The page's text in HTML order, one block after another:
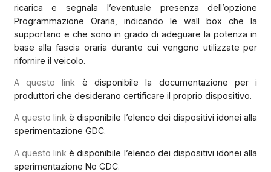
ricarica e segnala l’eventuale presenza dell’opzione
Programmazione Oraria, indicando le wall box che la
supportano e che sono in grado di adeguare la potenza in
base alla fascia oraria durante cui vengono utilizzate per
rifornire il veicolo.
A questo link è disponibile la documentazione per i
produttori che desiderano certificare il proprio dispositivo.
A questo link è disponibile l’elenco dei dispositivi idonei alla
sperimentazione GDC.
A questo link è disponibile l’elenco dei dispositivi idonei alla
sperimentazione No GDC.